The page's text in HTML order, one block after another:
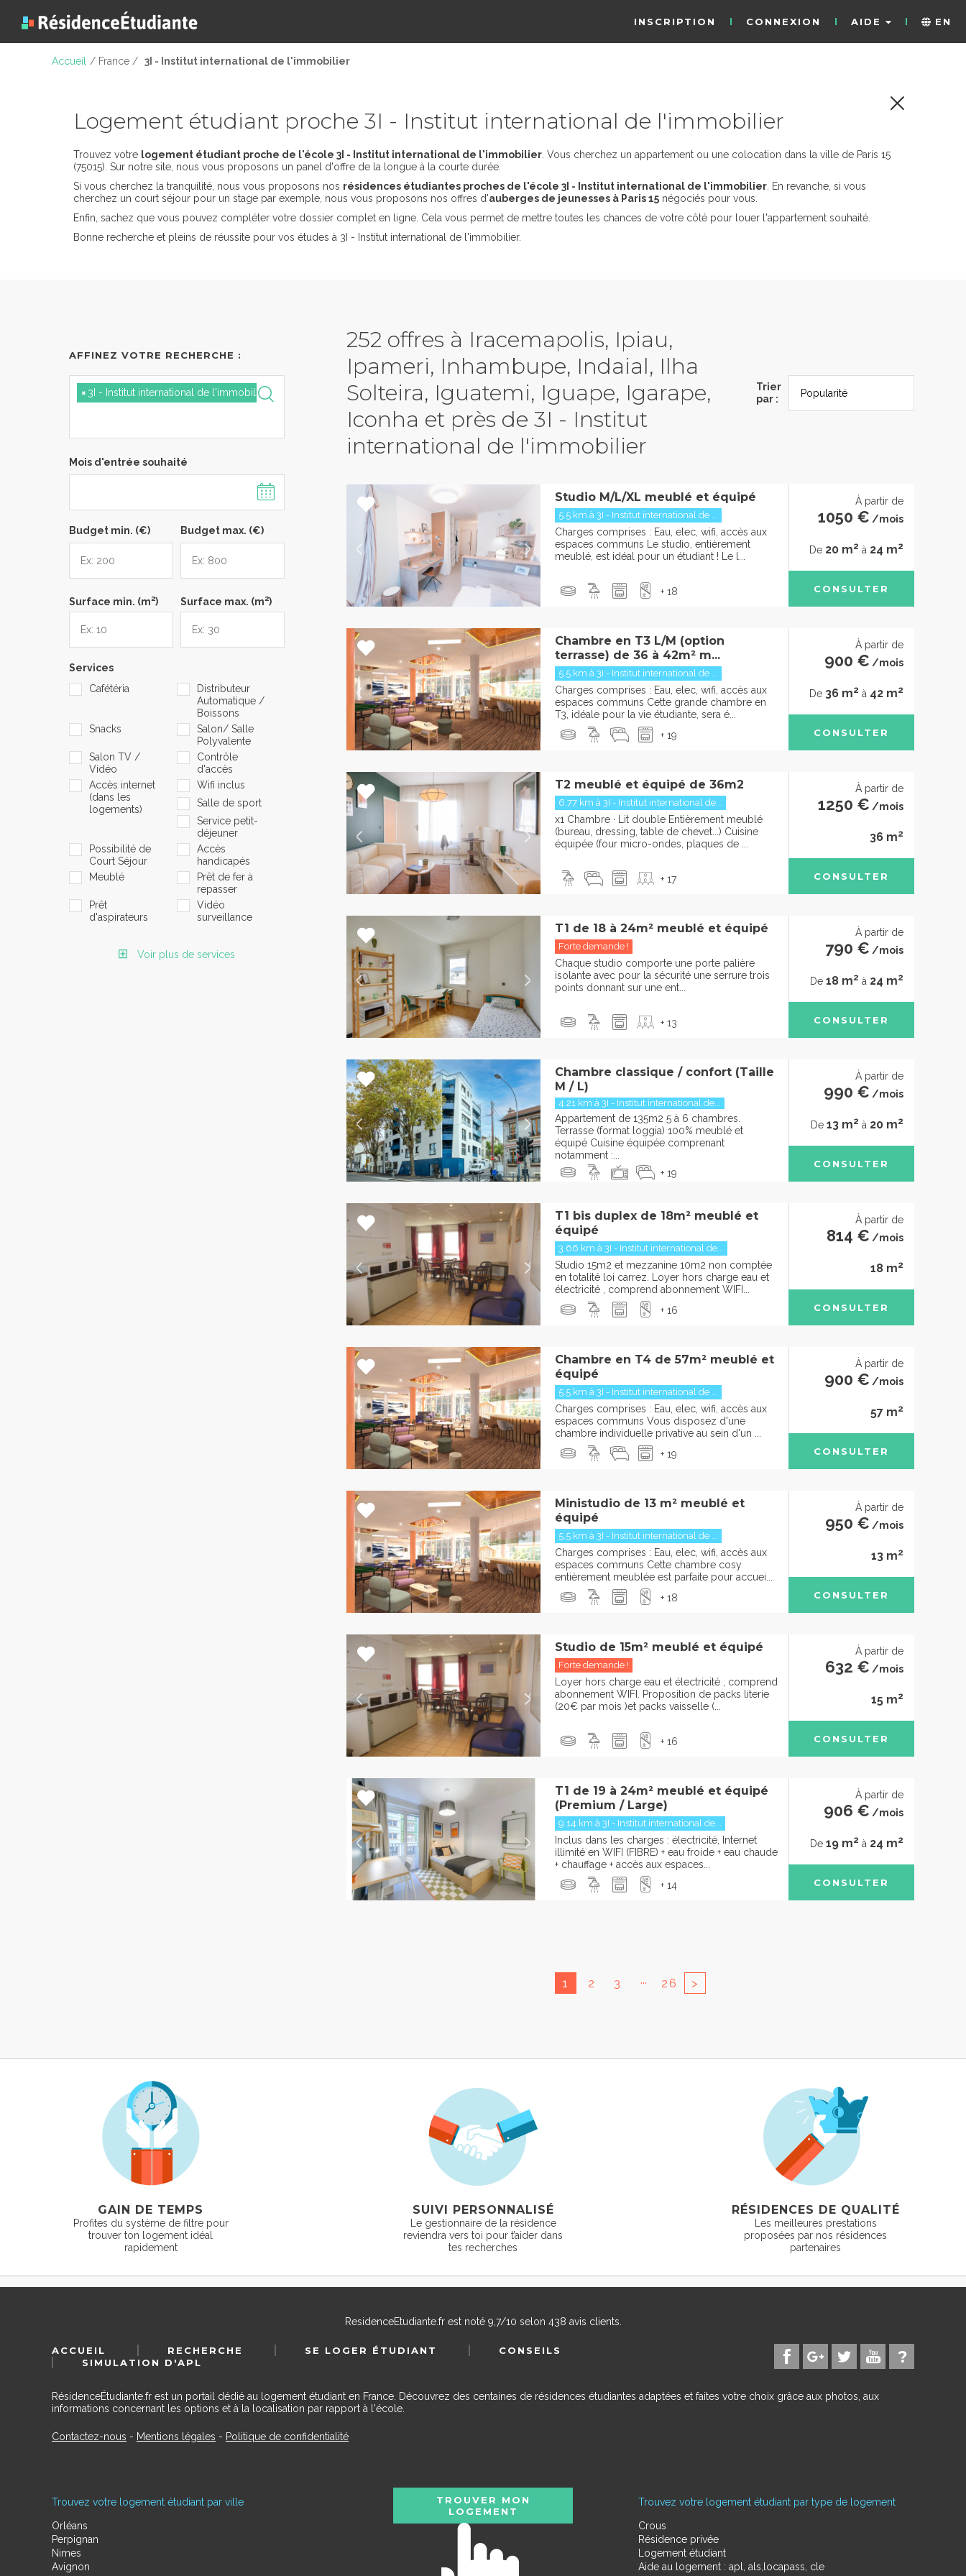
INSCRIPTION CONNEXION AIDE EN
Accueil / France / 3I - Institut international de l'immobilier
Logement étudiant proche 3I - Institut international de l'immobilier
Trouvez votre logement étudiant proche de l'école 3I - Institut international de l'immobilier . Vous cherchez un appartement ou une colocation dans la ville de Paris 15
(75015). Sur notre site, nous vous proposons un panel d'offre de la longue à la courte durée.
Si vous cherchez la tranquilité, nous vous proposons nos résidences étudiantes proches de l'école 3I - Institut international de l'immobilier . En revanche, si vous
cherchez un court séjour pour un stage par exemple, nous vous proposons nos offres d'auberges de jeunesses à Paris 15 négociés pour vous.
Enfin, sachez que vous pouvez compléter votre dossier complet en ligne. Cela vous permet de mettre toutes les chances de votre côté pour louer l'appartement souhaité.
Bonne recherche et pleins de réussite pour vos études à 3I - Institut international de l'immobilier.
252 offres à Iracemapolis, Ipiau,
Ipameri, Inhambupe, Indaial, Ilha
Solteira, Iguatemi, Iguape, Igarape,
Iconha et près de 3I - Institut
international de l'immobilier
Trier
par :
Studio M/L/XL meublé et équipé
5.5 km à 3I - Institut international de ...
Charges comprises : Eau, elec, wifi, accès aux
espaces communs Le studio, entièrement
meublé, est idéal pour un étudiant ! Le l...
+ 18
À partir de
1050 € /mois
De 20 m2 à 24 m2
CONSULTER
Chambre en T3 L/M (option
terrasse) de 36 à 42m² m...
5.5 km à 3I - Institut international de ...
Charges comprises : Eau, elec, wifi, accès aux
espaces communs Cette grande chambre en
T3, idéale pour la vie étudiante, sera é...
+ 19
À partir de
900 € /mois
De 36 m2 à 42 m2
CONSULTER
T2 meublé et équipé de 36m2
6.77 km à 3I - Institut international de...
x1 Chambre · Lit double Entièrement meublé
(bureau, dressing, table de chevet...) Cuisine
équipée (four micro-ondes, plaques de ...
+ 17
À partir de
1250 € /mois
36 m2
CONSULTER
T1 de 18 à 24m² meublé et équipé
Forte demande !
Chaque studio comporte une porte palière
isolante avec pour la sécurité une serrure trois
points donnant sur une ent...
+ 13
À partir de
790 € /mois
De 18 m2 à 24 m2
CONSULTER
Chambre classique / confort (Taille
M / L)
4.21 km à 3I - Institut international de...
Appartement de 135m2 5 à 6 chambres.
Terrasse (format loggia) 100% meublé et
équipé Cuisine équipée comprenant
notamment :...
+ 19
À partir de
990 € /mois
De 13 m2 à 20 m2
CONSULTER
T1 bis duplex de 18m² meublé et
équipé
3.66 km à 3I - Institut international de...
Studio 15m2 et mezzanine 10m2 non comptée
en totalité loi carrez. Loyer hors charge eau et
électricité , comprend abonnement WIFI...
+ 16
À partir de
814 € /mois
18 m2
CONSULTER
Chambre en T4 de 57m² meublé et
équipé
5.5 km à 3I - Institut international de ...
Charges comprises : Eau, elec, wifi, accès aux
espaces communs Vous disposez d'une
chambre individuelle privative au sein d'un ...
+ 19
À partir de
900 € /mois
57 m2
CONSULTER
Ministudio de 13 m² meublé et
équipé
5.5 km à 3I - Institut international de ...
Charges comprises : Eau, elec, wifi, accès aux
espaces communs Cette chambre cosy
entièrement meublée est parfaite pour accuei...
+ 18
À partir de
950 € /mois
13 m2
CONSULTER
Studio de 15m² meublé et équipé
Forte demande !
Loyer hors charge eau et électricité , comprend
abonnement WIFI. Proposition de packs literie
(20€ par mois )et packs vaisselle (...
+ 16
À partir de
632 € /mois
15 m2
CONSULTER
T1 de 19 à 24m² meublé et équipé
(Premium / Large)
9.14 km à 3I - Institut international de...
Inclus dans les charges : électricité, Internet
illimité en WIFI (FIBRE) + eau froide + eau chaude
+ chauffage + accès aux espaces...
+ 14
À partir de
906 € /mois
De 19 m2 à 24 m2
CONSULTER
1 2 3 ... 26 >
AFFINEZ VOTRE RECHERCHE :
× 3I - Institut international de l'immobilier
Mois d'entrée souhaité
Budget min. (€) Budget max. (€)
Surface min. (m2) Surface max. (m2)
Services
Cafétéria
Distributeur
Automatique /
Boissons
Snacks
Salon/ Salle
Polyvalente
Salon TV /
Vidéo
Contrôle
d'accès
Accès internet
(dans les
logements)
Wifi inclus
Salle de sport
Service petit-
déjeuner
Possibilité de
Court Séjour
Accès
handicapés
Meublé
Prêt de fer à
repasser
Prêt
d'aspirateurs
Vidéo
surveillance
Voir plus de services
GAIN DE TEMPS
Profites du système de filtre pour
trouver ton logement idéal
rapidement
SUIVI PERSONNALISÉ
Le gestionnaire de la résidence
reviendra vers toi pour t’aider dans
tes recherches
RÉSIDENCES DE QUALITÉ
Les meilleures prestations
proposées par nos résidences
partenaires
ResidenceEtudiante.frest noté 9,7/10 selon 438 avis clients.
ACCUEIL RECHERCHE SE LOGER ÉTUDIANT
CONSEILS
SIMULATION D'APL
RésidenceÉtudiante.fr est un portail dédié au logement étudiant en France. Découvrez des centaines de résidences étudiantes adaptées et faites votre choix grâce aux photos, aux
informations concernant les options et à la localisation par rapport à l'école.
Contactez-nous - Mentions légales - Politique de confidentialité
Trouvez votre logement étudiant par ville
Orléans
Perpignan
Nimes
Avignon
Trouvez votre logement étudiant par type de logement
Crous
Résidence privée
Logement étudiant
Aide au logement : apl, als,locapass, cle
TROUVER MON
LOGEMENT